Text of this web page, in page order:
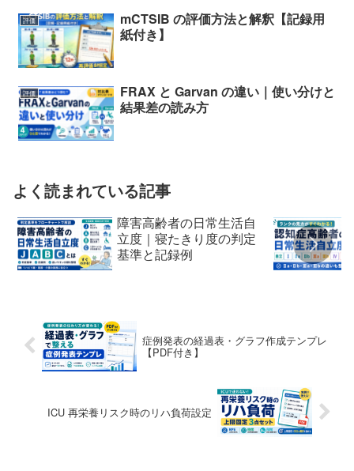
評価
mCTSIB の評価方法と解釈【記録用
紙付き】
評価
FRAX と Garvan の違い｜使い分けと
結果差の読み方
よく読まれている記事
障害高齢者の日常生活自
立度｜寝たきり度の判定
基準と記録例
症例発表の経過表・グラフ作成テンプレ
【PDF付き】
ICU 再栄養リスク時のリハ負荷設定